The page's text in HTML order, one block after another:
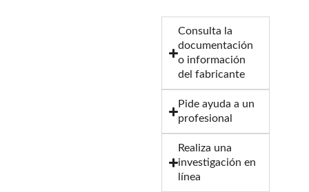
Consulta la
documentación
o información
del fabricante
Pide ayuda a un
profesional
Realiza una
investigación en
línea